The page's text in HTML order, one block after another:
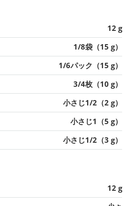
12 g
1/8袋（15 g）
1/6パック（15 g）
3/4枚（10 g）
小さじ1/2（2 g）
小さじ1（5 g）
小さじ1/2（3 g）
12 g